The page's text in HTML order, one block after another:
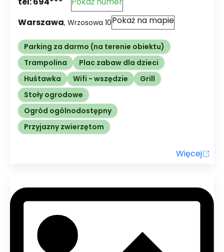
Warszawa, Wrzosowa 10Pokaż na mapie
Parking za darmo (na terenie obiektu)
Trampolina
Plac zabaw dla dzieci
Huśtawka
Wifi - wszędzie
Grill
Stoły ogrodowe
Ogród ogólnodostępny
Przyjazny zwierzętom
Więcej